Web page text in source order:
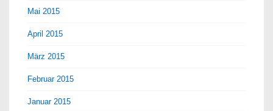
Mai 2015
April 2015
März 2015
Februar 2015
Januar 2015